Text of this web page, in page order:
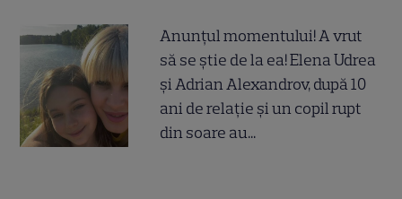
Anunțul momentului! A vrut
să se știe de la ea! Elena Udrea
și Adrian Alexandrov, după 10
ani de relație și un copil rupt
din soare au...